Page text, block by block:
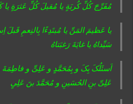
مُفَرِّجَ کُلِّ کُربَةٍ یا مُقیلَ کُلِّ عَثرَةٍ یا
یا عَظیمَ المَنِّ یا مُبتَدِءًا بِالنِعمِ قَبلَ
سَیِّداهُ یا غایَةَ رَغبَتاهُ
اَسئَلُکَ بِکَ و بِمُحَمَّدٍ و عَلِیٍّ و
عَلِیِّ بنِ الحُسَینِ و مُحَمَّدَ بنَ عَلِیٍ